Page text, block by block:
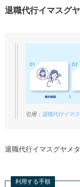
退職代行イマスグ
引用： 退職代行イマ
退職代行イマスグヤメ
利用する手順